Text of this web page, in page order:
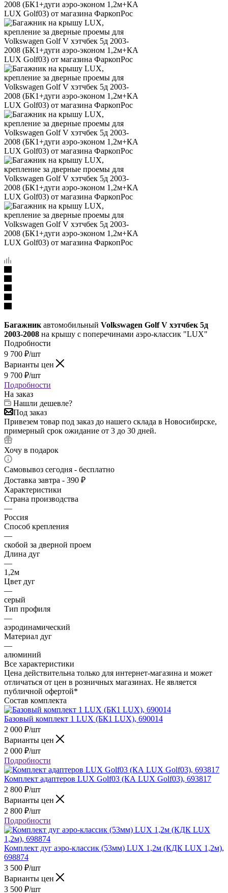
Багажник автомобильный Volkswagen Golf V хэтчбек 5д
2003-2008 на крышу с поперечинами аэро-классик "LUX"
Подробности
9 700 ₽/шт
Варианты цен
9 700 ₽/шт
Подробности
На заказ
Нашли дешевле?
Под заказ
Привезем товар под заказ до нашего склада в Новосибирске,
примерный срок ожидание от 3 до 30 дней.
Хочу в подарок
Самовывоз сегодня - бесплатно
Доставка завтра - 390 ₽
Характеристики
Страна производства
—
Россия
Способ крепления
—
скобой за дверной проем
Длина дуг
—
1,2м
Цвет дуг
—
серый
Тип профиля
—
аэродинамический
Материал дуг
—
алюминий
Все характеристики
Цена действительна только для интернет-магазина и может
отличаться от цен в розничных магазинах. Не является
публичной офертой*
Состав комплекта
Базовый комплект 1 LUX (БК1 LUX), 690014
2 000 ₽/шт
Варианты цен
2 000 ₽/шт
Подробности
Комплект адаптеров LUX Golf03 (КА LUX Golf03), 693817
2 800 ₽/шт
Варианты цен
2 800 ₽/шт
Подробности
Комплект дуг аэро-классик (53мм) LUX 1,2м (КДК LUX 1,2м),
698874
3 500 ₽/шт
Варианты цен
3 500 ₽/шт